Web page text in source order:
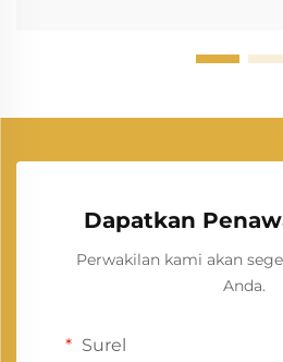
Dapatkan
Perwakilan kami akan
Anda.
Surel